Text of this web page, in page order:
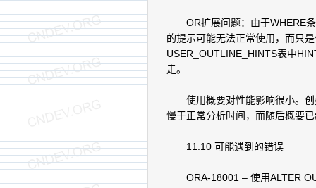
OR扩展问题：由于WHERE条
的提示可能无法正常使用，而只
USER_OUTLINE_HINTS表中
走。
使用概要对性能影响很小。创
慢于正常分析时间，而随后概要
11.10 可能遇到的错误
ORA-18001 – 使用ALTER